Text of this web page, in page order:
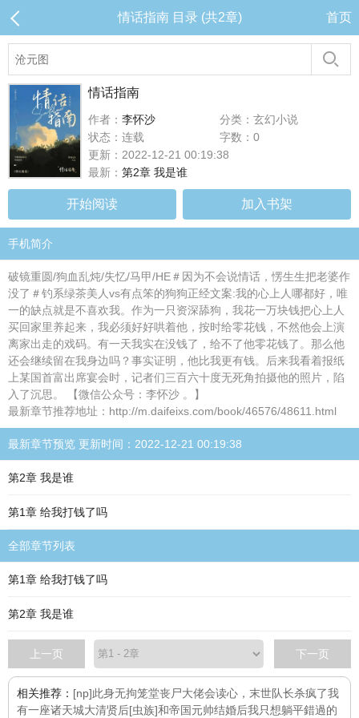
情话指南 目录 (共2章) 首页
情话指南
作者： 李怀沙
分类：玄幻小说
状态：连载
字数：0
更新：2022-12-21 00:19:38
最新： 第2章 我是谁
开始阅读 加入书架
手机简介
破镜重圆/狗血乱炖/失忆/马甲/HE＃因为不会说情话，愣生生把老婆作
没了＃钓系绿茶美人vs有点笨的狗狗正经文案:我的心上人哪都好，唯
一的缺点就是不喜欢我。作为一只资深舔狗，我花一万块钱把心上人
买回家里养起来，我必须好好哄着他，按时给零花钱，不然他会上演
离家出走的戏码。有一天我实在没钱了，给不了他零花钱了。那么他
还会继续留在我身边吗？事实证明，他比我更有钱。后来我看着报纸
上某国首富出席宴会时，记者们三百六十度无死角拍摄他的照片，陷
入了沉思。 【微信公众号：李怀沙 。】
最新章节推荐地址：http://m.daifeixs.com/book/46576/48611.html
最新章节预览 更新时间：2022-12-21 00:19:38
第2章 我是谁
第1章 给我打钱了吗
全部章节列表
第1章 给我打钱了吗
第2章 我是谁
上一页 下一页
相关推荐： [np]此身无拘笼堂丧尸大佬会读心，末世队长杀疯了我
有一座诸天城大清贤后[虫族]和帝国元帅结婚后我只想躺平錯過的